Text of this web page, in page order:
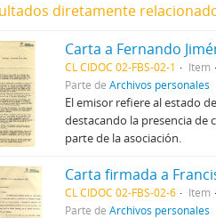
diretamente
CL CIDOC 02-FBS-02-1 Item
Parte de Archivos personales
El emisor refiere al estado
destacando la presencia de
parte de la asociación.
CL CIDOC 02-FBS-02-6 Item
Parte de Archivos personales